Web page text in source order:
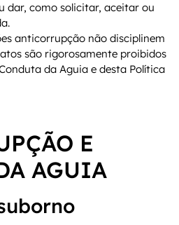
dar, como solicitar, aceitar ou
anticorrupção não disciplinem
são rigorosamente proibidos
da Aguia e desta Política
E
AGUIA